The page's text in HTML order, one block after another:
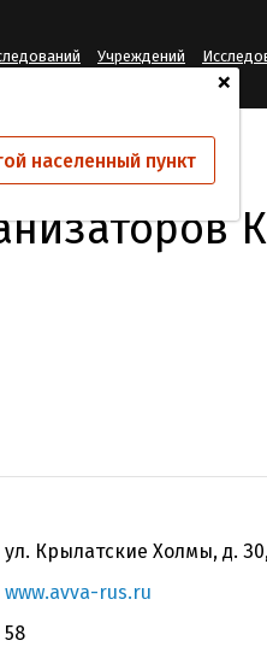
+
населенный пункт
Учреждений
ул. Крылатские Холмы, д.
www.avva-rus.ru
58